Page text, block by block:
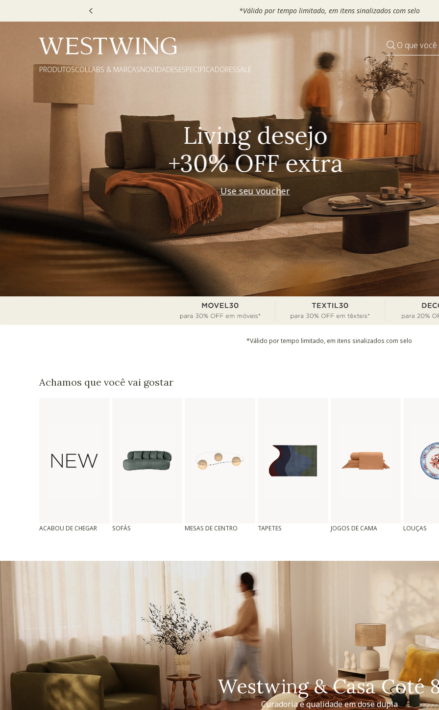
Escolha seu VOUCHER e ganhe até 30% OFF*: useMOVEL30, TEXTIL30 OU
O que
PRODUTOSCOLLABS & MARCASNOVIDADESESPECIFICADORESSALE
Pequenos rituais
Grandes mudanças
*Válido por tempo limitado, em itens sinalizados com selo
Achamos que você vai gostar
ACABOU DE CHEGAR SOFÁS MESAS DE CENTRO TAPETES JOGOS DE CAMA LOUÇAS
Westwing & Casa Coté
Curadoria e qualidade em dose dupla